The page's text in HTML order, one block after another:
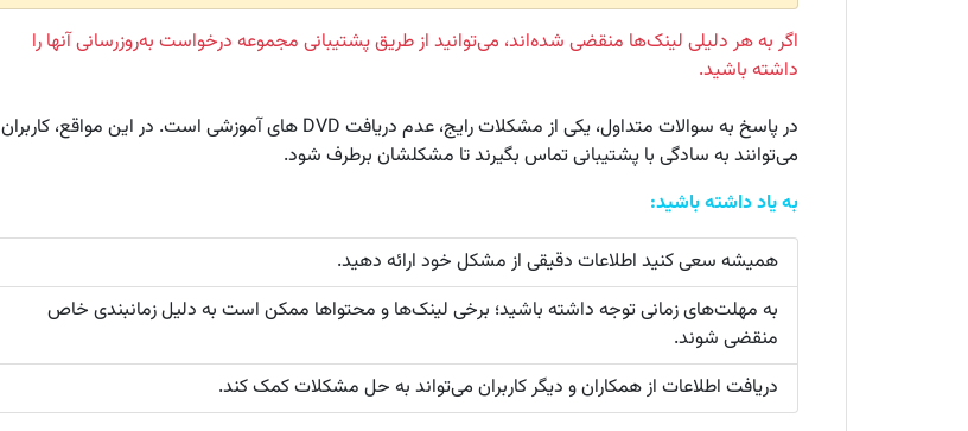
اگر به هر دلیلی لینک‌ها منقضی شده‌اند، می‌توانید از طریق پشتیبانی مجموعه درخواست به‌روزرسانی آنها را
داشته باشید.
در پاسخ به سوالات متداول، یکی از مشکلات رایج، عدم دریافت DVD های آموزشی است. در این مواقع، کاربران
می‌توانند به سادگی با پشتیبانی تماس بگیرند تا مشکلشان برطرف شود.
به یاد داشته باشید:
همیشه سعی کنید اطلاعات دقیقی از مشکل خود ارائه دهید.
به مهلت‌های زمانی توجه داشته باشید؛ برخی لینک‌ها و محتواها ممکن است به دلیل زمانبندی خاص
منقضی شوند.
دریافت اطلاعات از همکاران و دیگر کاربران می‌تواند به حل مشکلات کمک کند.